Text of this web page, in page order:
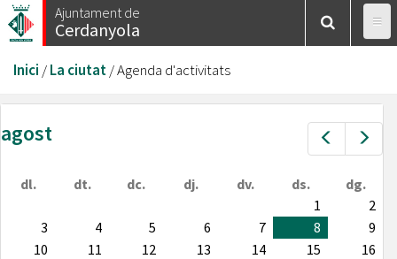
Vés
al
Ajuntament de
Cerdanyola
Esteu
aquí
Inici /La ciutat/Agenda d'activitats
Prev
agost
dl. dt. dc. dj. dv. ds.
dg.
1
2
3
4 5 6 7 8
9
10
11 12 13 14 15
16